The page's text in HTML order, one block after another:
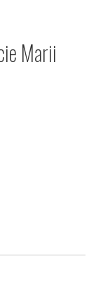
Marii